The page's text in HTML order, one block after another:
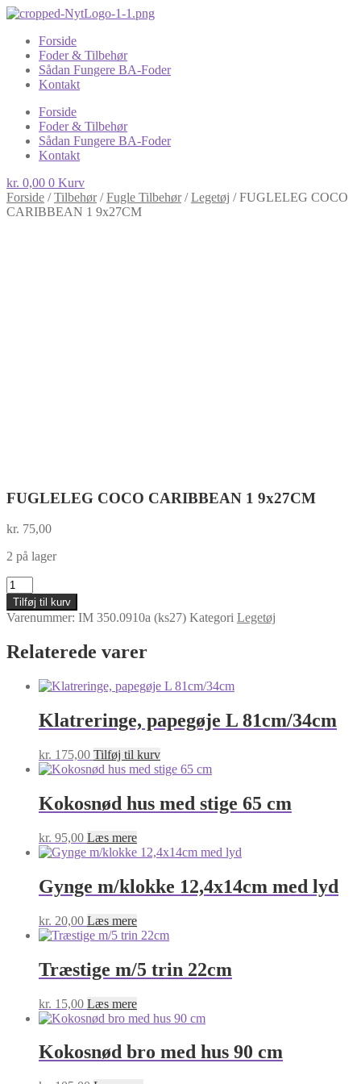
Forside
Foder & Tilbehør
Sådan Fungere BA-Foder
Kontakt
Forside
Foder & Tilbehør
Sådan Fungere BA-Foder
Kontakt
kr. 0,00 0 Kurv
Forside /Tilbehør/Fugle Tilbehør/Legetøj /FUGLELEG COCO
CARIBBEAN 1 9x27CM
FUGLELEG COCO CARIBBEAN 1 9x27CM
kr. 75,00
2 på lager
FUGLELEG
COCO
CARIBBEAN
1
9x27CM
antal
Tilføj til kurv
Varenummer: IM 350.0910a (ks27) Kategori Legetøj
Relaterede varer
Klatreringe, papegøje L 81cm/34cm
kr. 175,00 Tilføj til kurv
Kokosnød hus med stige 65 cm
kr. 95,00 Læs mere
Gynge m/klokke 12,4x14cm med lyd
kr. 20,00 Læs mere
Træstige m/5 trin 22cm
kr. 15,00 Læs mere
Kokosnød bro med hus 90 cm